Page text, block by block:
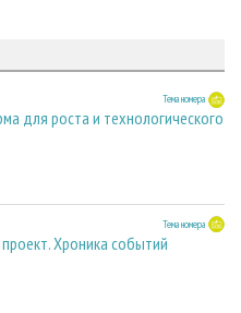
Тема номера
для роста и технологического
Тема номера
Хроника событий